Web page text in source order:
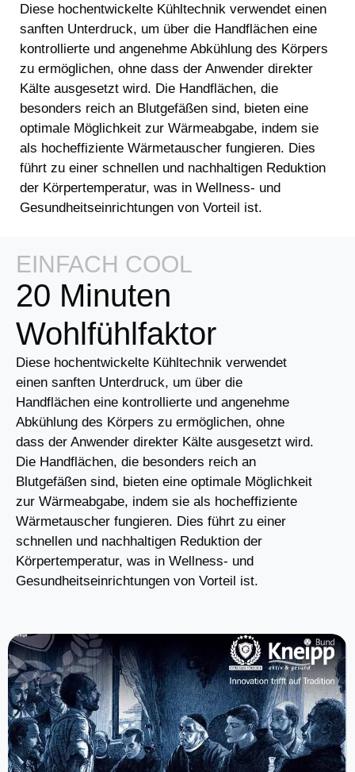
Diese hochentwickelte Kühltechnik verwendet einen
sanften Unterdruck, um über die Handflächen eine
kontrollierte und angenehme Abkühlung des Körpers
zu ermöglichen, ohne dass der Anwender direkter
Kälte ausgesetzt wird. Die Handflächen, die
besonders reich an Blutgefäßen sind, bieten eine
optimale Möglichkeit zur Wärmeabgabe, indem sie
als hocheffiziente Wärmetauscher fungieren. Dies
führt zu einer schnellen und nachhaltigen Reduktion
der Körpertemperatur, was in Wellness- und
Gesundheitseinrichtungen von Vorteil ist.
EINFACH COOL
20 Minuten
Wohlfühlfaktor
Diese hochentwickelte Kühltechnik verwendet
einen sanften Unterdruck, um über die
Handflächen eine kontrollierte und angenehme
Abkühlung des Körpers zu ermöglichen, ohne
dass der Anwender direkter Kälte ausgesetzt wird.
Die Handflächen, die besonders reich an
Blutgefäßen sind, bieten eine optimale Möglichkeit
zur Wärmeabgabe, indem sie als hocheffiziente
Wärmetauscher fungieren. Dies führt zu einer
schnellen und nachhaltigen Reduktion der
Körpertemperatur, was in Wellness- und
Gesundheitseinrichtungen von Vorteil ist.